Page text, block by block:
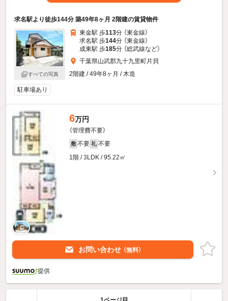
求名駅より徒歩144分 築49年8ヶ月 2階建の賃貸物件
すべての写真
東金駅 歩113分 （東金線）
求名駅 歩144分 （東金線）
成東駅 歩185分 （総武線など）
千葉県山武郡九十九里町片貝
2階建 / 49年8ヶ月 / 木造
駐車場あり
6万円
（管理費不要）
敷 不要 礼 不要
1階 / 3LDK / 95.22㎡
お問い合わせ （無料）
提供